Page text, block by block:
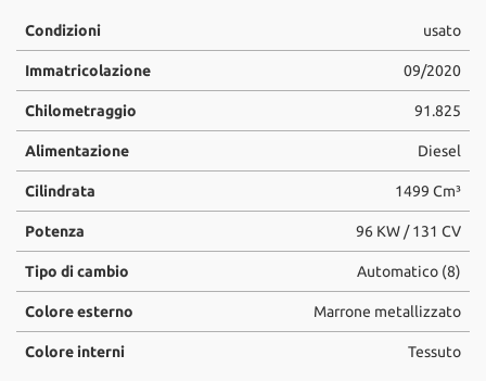
Condizioni usato
Immatricolazione 09/2020
Chilometraggio 91.825
Alimentazione Diesel
Cilindrata 1499 Cm³
Potenza 96 KW / 131 CV
Tipo di cambio Automatico (8)
Colore esterno Marrone metallizzato
Colore interni Tessuto
Cookie necessari
Cookie delle preferenze
Cookie per il miglioramento dell'esperienza utente
Cookie analitici
Cookie di marketing